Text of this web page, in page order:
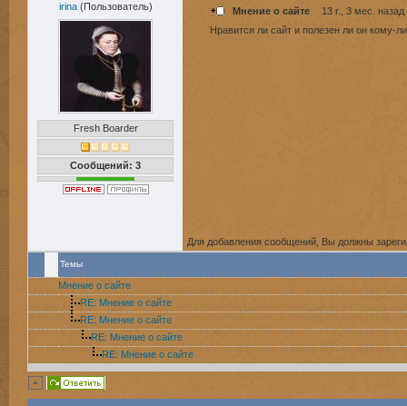
irina (Пользователь)
Fresh Boarder
Сообщений: 3
Мнение о сайте
13 г., 3 мес. назад
Нравится ли сайт и полезен ли он кому-
Для добавления сообщений, Вы должны
Темы
Мнение о сайте
RE: Мнение о сайте
RE: Мнение о сайте
RE: Мнение о сайте
RE: Мнение о сайте